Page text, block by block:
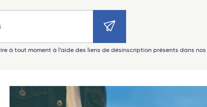
à tout moment à l’aide des liens de désinscription présents dans